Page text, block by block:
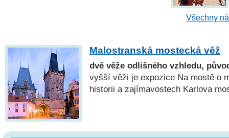
Všechny
Malostranská mostecká věž
dvě věže odlišného vzhledu,
vyšší věži je expozice Na mostě o
historii a zajímavostech Karlova